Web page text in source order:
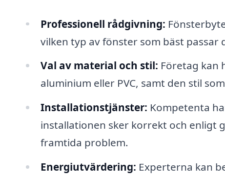
Professionell rådgivning:
vilken typ av fönster som bäst passar
Val av material och stil: Företag kan
aluminium eller PVC, samt den stil
Installationstjänster: Kompetenta
installationen sker korrekt och enligt
framtida problem.
Energiutvärdering: Experterna kan